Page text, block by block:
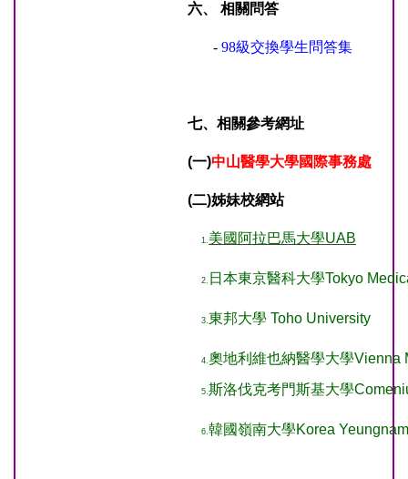
六、 相關問答
- 98級交換學生問答集
七、相關參考網址
(一)中山醫學大學國際事務處
(二)姊妹校網站
1. 美國阿拉巴馬大學UAB
2. 日本東京醫科大學Tokyo
3.東邦大學 Toho University
4.奧地利維也納醫學大學Vienna
5.斯洛伐克考門斯基大學
6.韓國嶺南大學Korea